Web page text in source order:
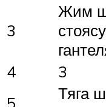
3
Жим
4 3
5
Тяга